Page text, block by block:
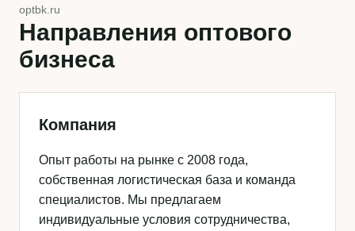
optbk.ru
Направления оптового
бизнеса
Компания
Опыт работы на рынке с 2008 года,
собственная логистическая база и команда
специалистов. Мы предлагаем
индивидуальные условия сотрудничества,